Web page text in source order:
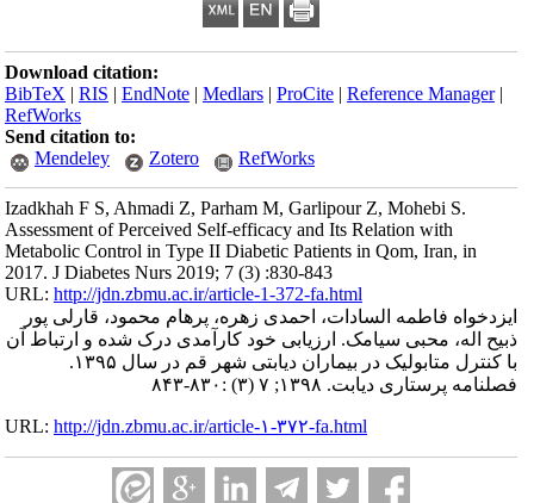
Download citation:
BibTeX |RIS |EndNote |Medlars |ProCite |Reference Manager
RefWorks
Send citation to:
Mendeley
Zotero RefWorks
Izadkhah F S, Ahmadi Z, Parham M, Garlipour Z, Mohebi S.
Assessment of Perceived Self-efficacy and Its Relation with
Metabolic Control in Type II Diabetic Patients in Qom, Iran, in
2017. J Diabetes Nurs 2019; 7 (3) :830-843
URL:http://jdn.zbmu.ac.ir/article-1-372-fa.html
ایزدخواه فاطمه السادات، احمدی زهره، پرهام محمود، قارلی پور
ذبیح اله، محبی سیامک. ارزیابی خود کارآمدی درک شده و ارتباط آن
با کنترل متابولیک در بیماران دیابتی شهر قم در سال ۱۳۹۵.
فصلنامه پرستاری دیابت. ۱۳۹۸; ۷ (۳) :۸۳۰-۸۴۳
URL:http://jdn.zbmu.ac.ir/article-۱-۳۷۲-fa.html